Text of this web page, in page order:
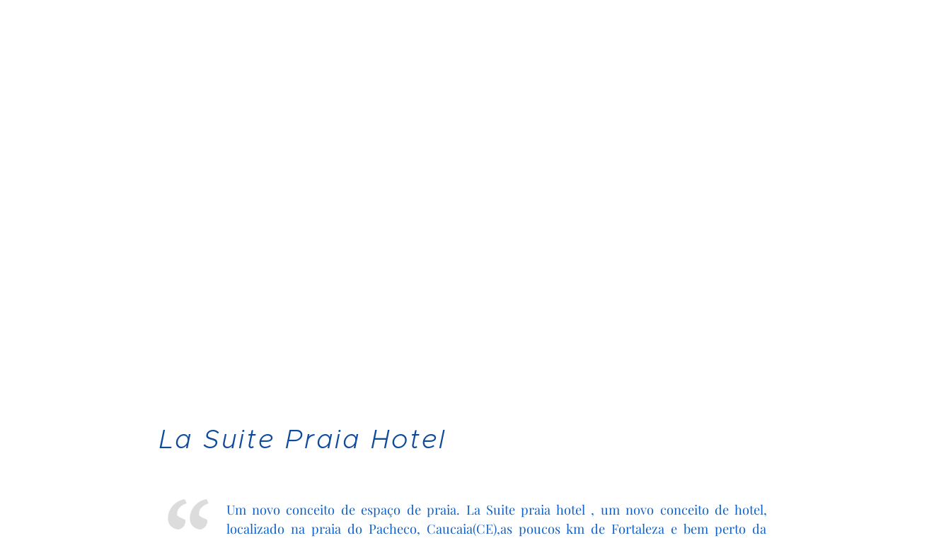
La Suite Praia Hotel
Um novo conceito de espaço de praia. La Suite praia hotel , um novo conceito de hotel,
localizado na praia do Pacheco, Caucaia(CE),as poucos km de Fortaleza e bem perto da